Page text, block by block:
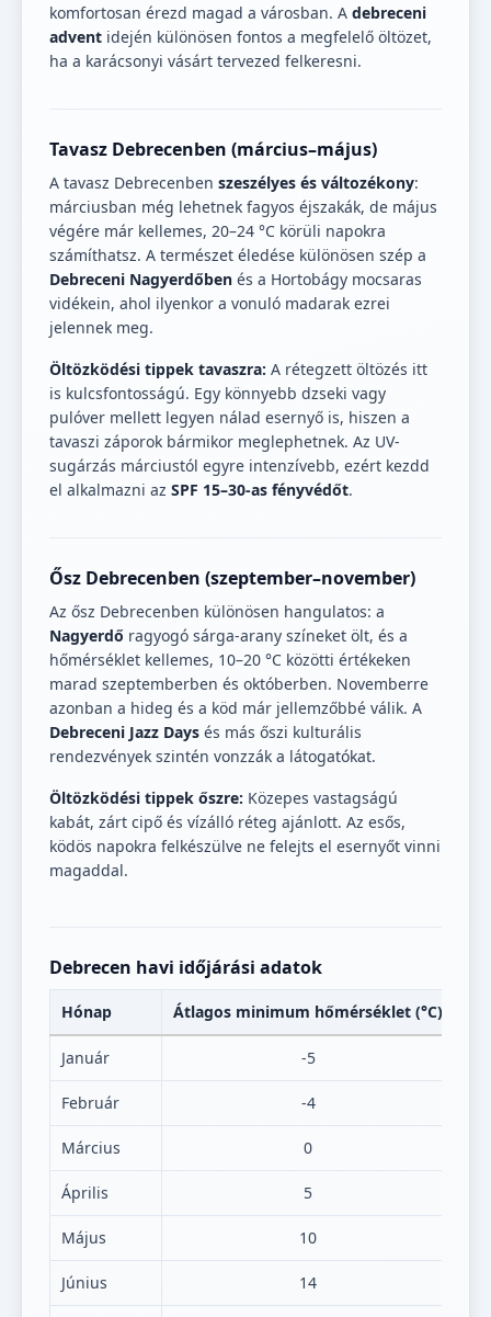
komfortosan érezd magad a városban. A debreceni
advent idején különösen fontos a megfelelő öltözet,
ha a karácsonyi vásárt tervezed felkeresni.
Tavasz Debrecenben (március–május)
A tavasz Debrecenben szeszélyes és változékony:
márciusban még lehetnek fagyos éjszakák, de május
végére már kellemes, 20–24 °C körüli napokra
számíthatsz. A természet éledése különösen szép a
Debreceni Nagyerdőben és a Hortobágy mocsaras
vidékein, ahol ilyenkor a vonuló madarak ezrei
jelennek meg.
Öltözködési tippek tavaszra: A rétegzett öltözés itt
is kulcsfontosságú. Egy könnyebb dzseki vagy
pulóver mellett legyen nálad esernyő is, hiszen a
tavaszi záporok bármikor meglephetnek. Az UV-
sugárzás márciustól egyre intenzívebb, ezért kezdd
el alkalmazni az SPF 15–30-as fényvédőt.
Ősz Debrecenben (szeptember–november)
Az ősz Debrecenben különösen hangulatos: a
Nagyerdő ragyogó sárga-arany színeket ölt, és a
hőmérséklet kellemes, 10–20 °C közötti értékeken
marad szeptemberben és októberben. Novemberre
azonban a hideg és a köd már jellemzőbbé válik. A
Debreceni Jazz Days és más őszi kulturális
rendezvények szintén vonzzák a látogatókat.
Öltözködési tippek őszre: Közepes vastagságú
kabát, zárt cipő és vízálló réteg ajánlott. Az esős,
ködös napokra felkészülve ne felejts el esernyőt vinni
magaddal.
Debrecen havi időjárási adatok
Hónap Átlagos minimum hőmérséklet (°C)
Január -5
Február -4
Március 0
Április 5
Május 10
Június 14